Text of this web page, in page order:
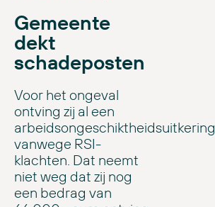
Gemeente
dekt
schadeposten
Voor het ongeval
ontving zij al een
arbeidsongeschiktheidsuitkering
vanwege RSI-
klachten. Dat neemt
niet weg dat zij nog
een bedrag van